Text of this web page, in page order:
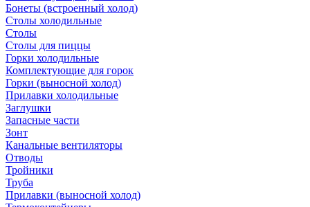
Бонеты (встроенный холод)
Столы холодильные
Столы
Столы для пиццы
Горки холодильные
Комплектующие для горок
Горки (выносной холод)
Прилавки холодильные
Заглушки
Запасные части
Зонт
Канальные вентиляторы
Отводы
Тройники
Труба
Прилавки (выносной холод)